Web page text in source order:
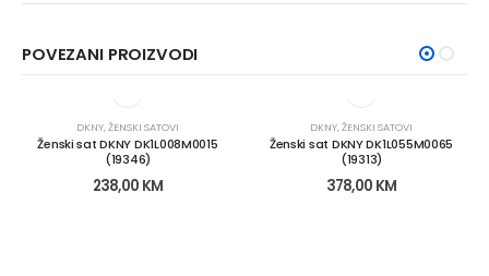
POVEZANI PROIZVODI
DKNY,ŽENSKI SATOVI
Ženski sat DKNY DK1L008M0015
(19346)
238,00 KM
DKNY,ŽENSKI SATOVI
Ženski sat DKNY DK1L055M0065
(19313)
378,00 KM